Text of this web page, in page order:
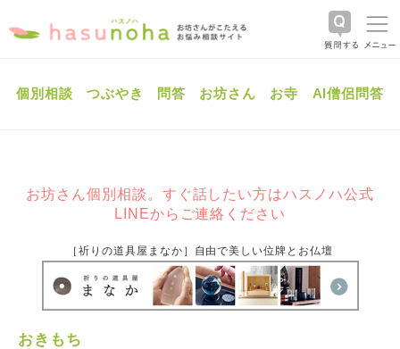
個別相談 つぶやき 問答 お坊さん お寺 AI僧侶問答
お坊さん個別相談。すぐ話したい方はハスノハ公式
LINEからご連絡ください
［祈りの道具屋まなか］自由で美しい位牌とお仏壇
おきもち